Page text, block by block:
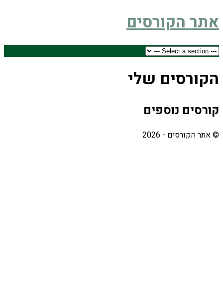
אתר הקורסים
הקורסים שלי
קורסים נוספים
© אתר הקורסים - 2026